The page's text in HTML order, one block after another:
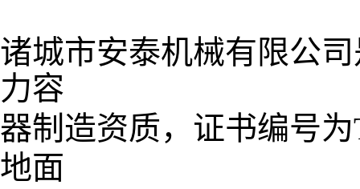
诸城市安泰机械有限公
力容
器制造资质，证书编号为
地面